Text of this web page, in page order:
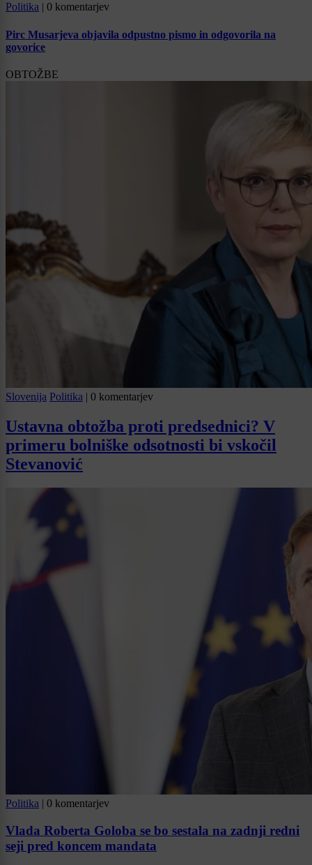
Politika 0 komentarjev
Pirc Musarjeva objavila odpustno pismo in odgovorila na
govorice
OBTOŽBE
Slovenija Politika | 0 komentarjev
Ustavna obtožba proti predsednici? V
primeru bolniške odsotnosti bi vskočil
Stevanović
Politika | 0 komentarjev
Vlada Roberta Goloba se bo sestala na zadnji redni
seji pred koncem mandata